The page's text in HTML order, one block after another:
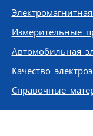
Измерительные
Автомобильная
Качество
Справочные